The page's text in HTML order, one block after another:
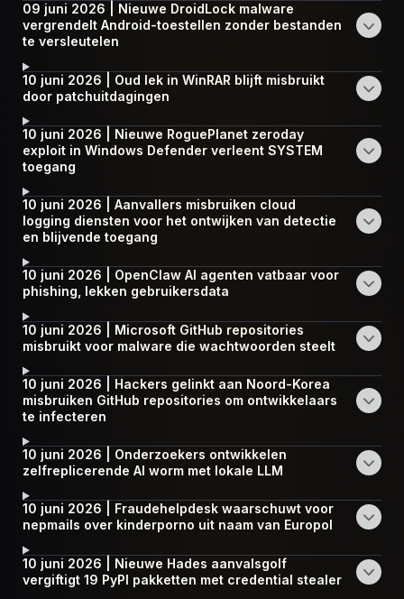
09 juni 2026 | Nieuwe DroidLock malware
vergrendelt Android-toestellen zonder bestanden
te versleutelen
10 juni 2026 | Oud lek in WinRAR blijft misbruikt
door patchuitdagingen
10 juni 2026 | Nieuwe RoguePlanet zeroday
exploit in Windows Defender verleent SYSTEM
toegang
10 juni 2026 | Aanvallers misbruiken cloud
logging diensten voor het ontwijken van detectie
en blijvende toegang
10 juni 2026 | OpenClaw AI agenten vatbaar voor
phishing, lekken gebruikersdata
10 juni 2026 | Microsoft GitHub repositories
misbruikt voor malware die wachtwoorden steelt
10 juni 2026 | Hackers gelinkt aan Noord-Korea
misbruiken GitHub repositories om ontwikkelaars
te infecteren
10 juni 2026 | Onderzoekers ontwikkelen
zelfreplicerende AI worm met lokale LLM
10 juni 2026 | Fraudehelpdesk waarschuwt voor
nepmails over kinderporno uit naam van Europol
10 juni 2026 | Nieuwe Hades aanvalsgolf
vergiftigt 19 PyPI pakketten met credential stealer